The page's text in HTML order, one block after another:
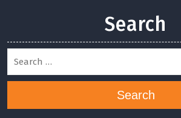
Search
Search